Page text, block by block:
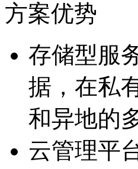
方案优势
存储型服
据，在
和异地的
云管理平